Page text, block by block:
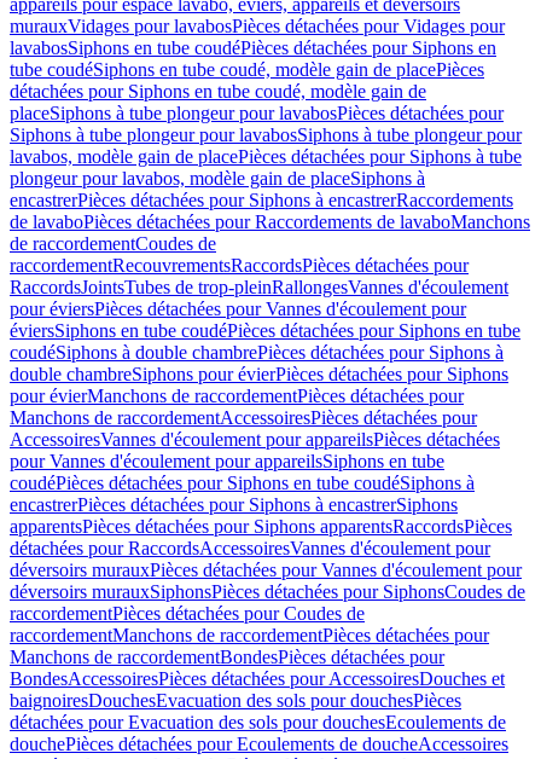
appareils pour espace lavabo, éviers, appareils et déversoirs
murauxVidages pour lavabosPièces détachées pour Vidages pour
lavabosSiphons en tube coudéPièces détachées pour Siphons en
tube coudéSiphons en tube coudé, modèle gain de placePièces
détachées pour Siphons en tube coudé, modèle gain de
placeSiphons à tube plongeur pour lavabosPièces détachées pour
Siphons à tube plongeur pour lavabosSiphons à tube plongeur pour
lavabos, modèle gain de placePièces détachées pour Siphons à tube
plongeur pour lavabos, modèle gain de placeSiphons à
encastrerPièces détachées pour Siphons à encastrerRaccordements
de lavaboPièces détachées pour Raccordements de lavaboManchons
de raccordementCoudes de
raccordementRecouvrementsRaccordsPièces détachées pour
RaccordsJointsTubes de trop-pleinRallongesVannes d'écoulement
pour éviersPièces détachées pour Vannes d'écoulement pour
éviersSiphons en tube coudéPièces détachées pour Siphons en tube
coudéSiphons à double chambrePièces détachées pour Siphons à
double chambreSiphons pour évierPièces détachées pour Siphons
pour évierManchons de raccordementPièces détachées pour
Manchons de raccordementAccessoiresPièces détachées pour
AccessoiresVannes d'écoulement pour appareilsPièces détachées
pour Vannes d'écoulement pour appareilsSiphons en tube
coudéPièces détachées pour Siphons en tube coudéSiphons à
encastrerPièces détachées pour Siphons à encastrerSiphons
apparentsPièces détachées pour Siphons apparentsRaccordsPièces
détachées pour RaccordsAccessoiresVannes d'écoulement pour
déversoirs murauxPièces détachées pour Vannes d'écoulement pour
déversoirs murauxSiphonsPièces détachées pour SiphonsCoudes de
raccordementPièces détachées pour Coudes de
raccordementManchons de raccordementPièces détachées pour
Manchons de raccordementBondesPièces détachées pour
BondesAccessoiresPièces détachées pour AccessoiresDouches et
baignoiresDouchesEvacuation des sols pour douchesPièces
détachées pour Evacuation des sols pour douchesEcoulements de
douchePièces détachées pour Ecoulements de doucheAccessoires